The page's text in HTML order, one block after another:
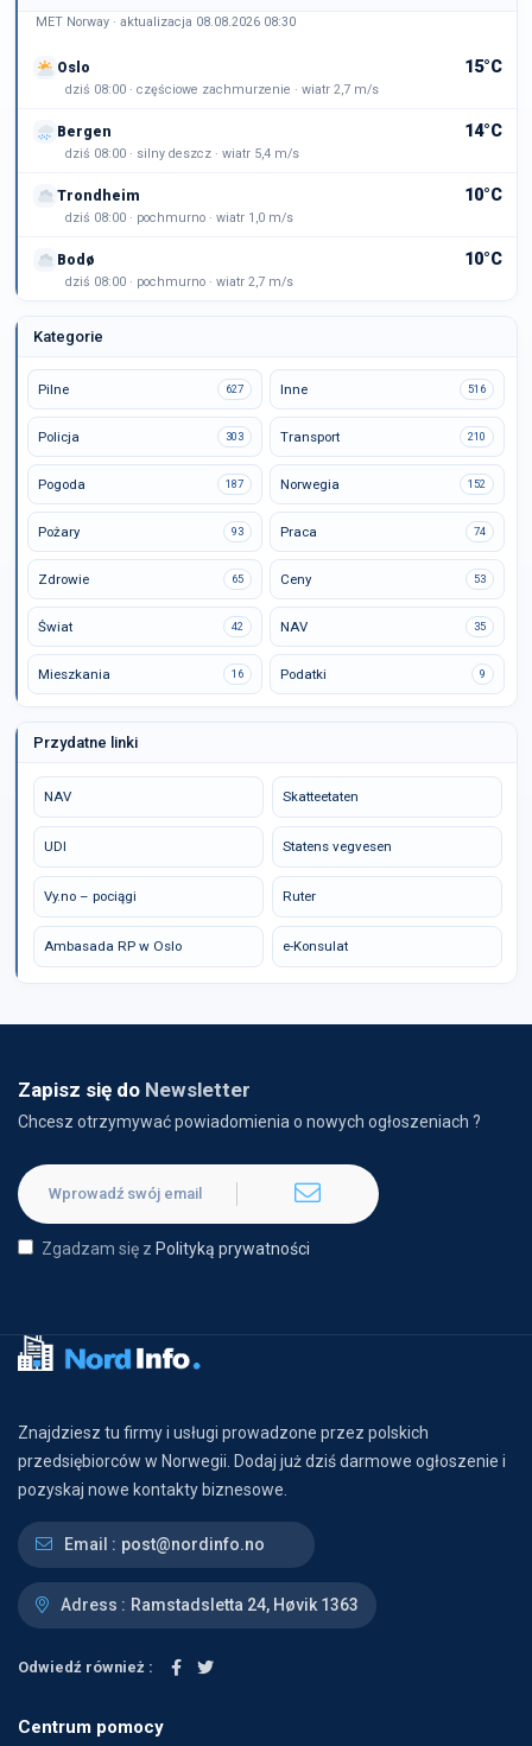
MET Norway · aktualizacja 08.08.2026 08:30
Oslo 15°C
dziś 08:00 · częściowe zachmurzenie · wiatr 2,7 m/s
Bergen 14°C
dziś 08:00 · silny deszcz · wiatr 5,4 m/s
Trondheim 10°C
dziś 08:00 · pochmurno · wiatr 1,0 m/s
Bodø 10°C
dziś 08:00 · pochmurno · wiatr 2,7 m/s
Kategorie
Pilne 627 Inne 516
Policja 303 Transport 210
Pogoda 187 Norwegia 152
Pożary 93 Praca 74
Zdrowie 65 Ceny 53
Świat 42 NAV 35
Mieszkania 16 Podatki 9
Przydatne linki
NAV Skatteetaten
UDI Statens vegvesen
Vy.no – pociągi Ruter
Ambasada RP w Oslo e-Konsulat
Zapisz się do Newsletter
Chcesz otrzymywać powiadomienia o nowych ogłoszeniach ?
Zgadzam się z Polityką prywatności
Znajdziesz tu firmy i usługi prowadzone przez polskich
przedsiębiorców w Norwegii. Dodaj już dziś darmowe ogłoszenie i
pozyskaj nowe kontakty biznesowe.
Email : post@nordinfo.no
Adress : Ramstadsletta 24, Høvik 1363
Odwiedź również :
Centrum pomocy